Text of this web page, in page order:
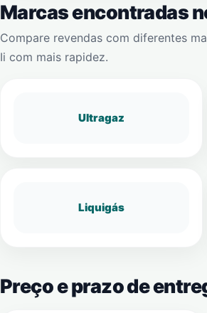
Marcas encontradas
Compare revendas com diferentes
Ii com mais rapidez.
Ultragaz
Liquigás
Preço e prazo de